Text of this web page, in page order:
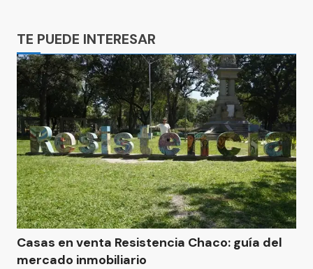
TE PUEDE INTERESAR
Casas en venta Resistencia Chaco: guía del
mercado inmobiliario